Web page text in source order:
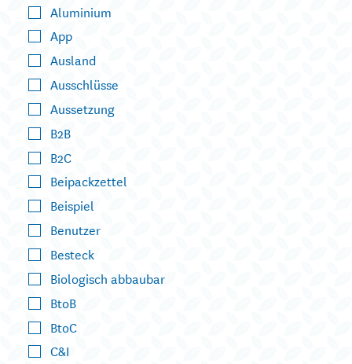
Aluminium
App
Ausland
Ausschlüsse
Aussetzung
B2B
B2C
Beipackzettel
Beispiel
Benutzer
Besteck
Biologisch abbaubar
BtoB
BtoC
C&I